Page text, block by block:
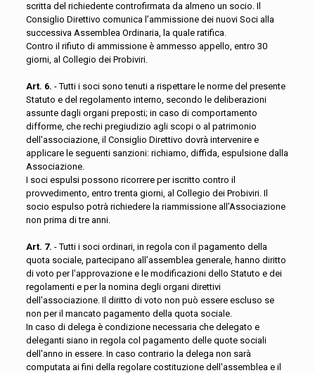
scritta del richiedente controfirmata da almeno un socio. Il
Consiglio Direttivo comunica l’ammissione dei nuovi Soci alla
successiva Assemblea Ordinaria, la quale ratifica.
Contro il rifiuto di ammissione è ammesso appello, entro 30
giorni, al Collegio dei Probiviri.
Art. 6.- Tutti i soci sono tenuti a rispettare le norme del presente
Statuto e del regolamento interno, secondo le deliberazioni
assunte dagli organi preposti; in caso di comportamento
difforme, che rechi pregiudizio agli scopi o al patrimonio
dell'associazione, il Consiglio Direttivo dovrà intervenire e
applicare le seguenti sanzioni: richiamo, diffida, espulsione dalla
Associazione.
I soci espulsi possono ricorrere per iscritto contro il
provvedimento, entro trenta giorni, al Collegio dei Probiviri. Il
socio espulso potrà richiedere la riammissione all’Associazione
non prima di tre anni.
Art. 7. - Tutti i soci ordinari, in regola con il pagamento della
quota sociale, partecipano all’assemblea generale, hanno diritto
di voto per l'approvazione e le modificazioni dello Statuto e dei
regolamenti e per la nomina degli organi direttivi
dell'associazione. Il diritto di voto non può essere escluso se
non per il mancato pagamento della quota sociale.
In caso di delega è condizione necessaria che delegato e
deleganti siano in regola col pagamento delle quote sociali
dell'anno in essere. In caso contrario la delega non sarà
computata ai fini della regolare costituzione dell'assemblea e il